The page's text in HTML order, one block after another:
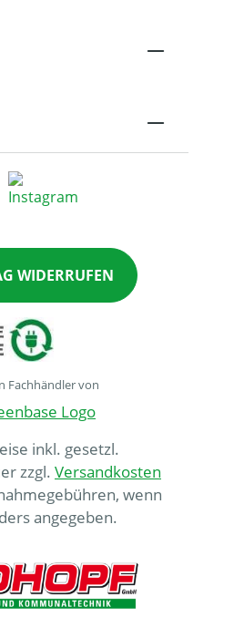
WIDERRUFEN
Fachhändler von
inkl. gesetzl.
zzgl. Versandkosten
wenn
angegeben.